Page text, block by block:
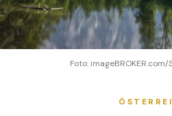
Foto: